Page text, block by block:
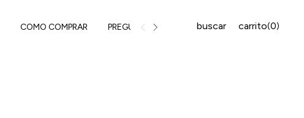
COMO COMPRAR PREGUNTAS FRECUENTES MEDIOS DE PAGO
buscar carrito(0)